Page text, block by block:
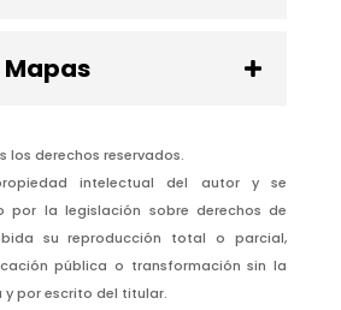
Mapas
los derechos reservados.
intelectual del autor y se
por la legislación sobre derechos de
su reproducción total o parcial,
pública o transformación sin la
y por escrito del titular.